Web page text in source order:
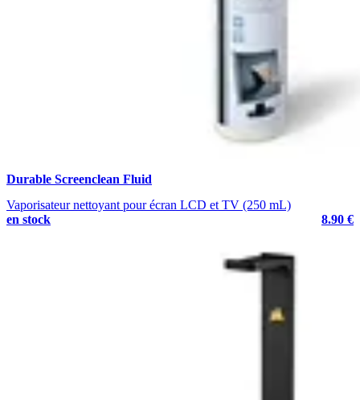
Durable Screenclean Fluid
Vaporisateur nettoyant pour écran LCD et TV (250 mL)
en stock
8.90 €